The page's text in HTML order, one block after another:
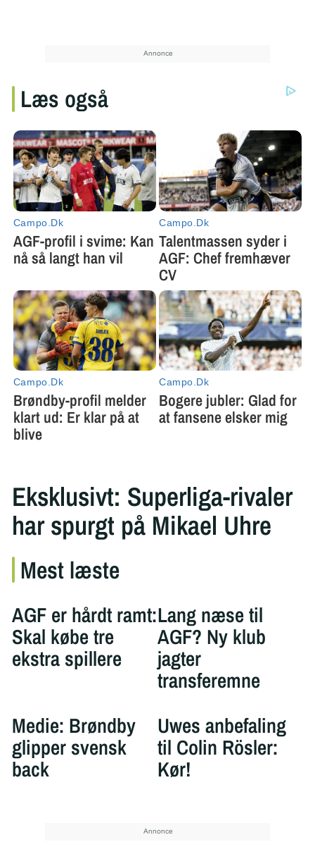
Eksklusivt: Superliga-rivaler
har spurgt på Mikael Uhre
Mest læste
AGF er hårdt ramt:
Skal købe tre
ekstra spillere
Lang næse til
AGF? Ny klub
jagter
transferemne
Medie: Brøndby
glipper svensk
back
Uwes anbefaling
til Colin Rösler:
Kør!